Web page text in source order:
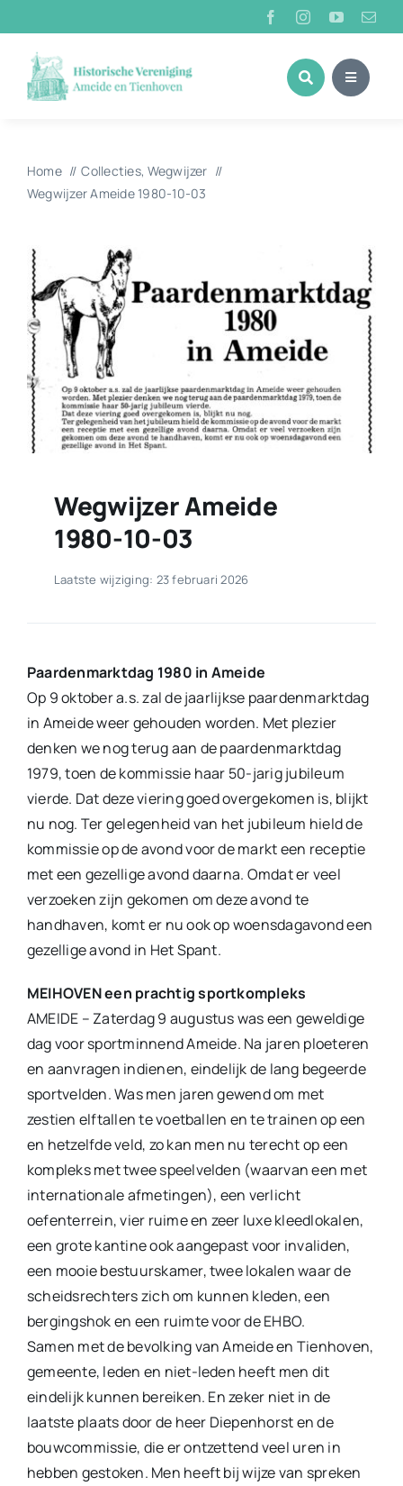
naar
inhoud
Home Collecties Wegwijzer
Wegwijzer Ameide 1980-10-03
Wegwijzer Ameide
1980-10-03
Laatste wijziging: 23 februari 2026
Paardenmarktdag 1980 in Ameide
Op 9 oktober a.s. zal de jaarlijkse paardenmarktdag
in Ameide weer gehouden worden. Met plezier
denken we nog terug aan de paardenmarktdag
1979, toen de kommissie haar 50-jarig jubileum
vierde. Dat deze viering goed overgekomen is, blijkt
nu nog. Ter gelegenheid van het jubileum hield de
kommissie op de avond voor de markt een receptie
met een gezellige avond daarna. Omdat er veel
verzoeken zijn gekomen om deze avond te
handhaven, komt er nu ook op woensdagavond een
gezellige avond in Het Spant.
MEIHOVEN een prachtig sportkompleks
AMEIDE – Zaterdag 9 augustus was een geweldige
dag voor sportminnend Ameide. Na jaren ploeteren
en aanvragen indienen, eindelijk de lang begeerde
sportvelden. Was men jaren gewend om met
zestien elftallen te voetballen en te trainen op een
en hetzelfde veld, zo kan men nu terecht op een
kompleks met twee speelvelden (waarvan een met
internationale afmetingen), een verlicht
oefenterrein, vier ruime en zeer luxe kleedlokalen,
een grote kantine ook aangepast voor invaliden,
een mooie bestuurskamer, twee lokalen waar de
scheidsrechters zich om kunnen kleden, een
bergingshok en een ruimte voor de EHBO.
Samen met de bevolking van Ameide en Tienhoven,
gemeente, leden en niet-leden heeft men dit
eindelijk kunnen bereiken. En zeker niet in de
laatste plaats door de heer Diepenhorst en de
bouwcommissie, die er ontzettend veel uren in
hebben gestoken. Men heeft bij wijze van spreken